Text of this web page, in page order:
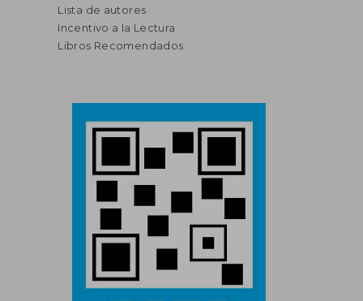
Lista de autores
Incentivo a la Lectura
Libros Recomendados